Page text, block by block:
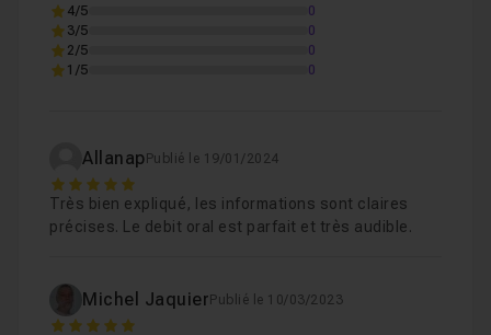
4/5
0
3/5
0
2/5
0
1/5
0
Allanap Publié le 19/01/2024
5
Très bien expliqué, les informations sont claires
précises. Le debit oral est parfait et très audible.
Michel Jaquier Publié le 10/03/2023
5